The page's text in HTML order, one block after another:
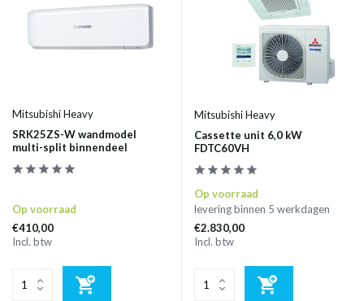
Mitsubishi Heavy
SRK25ZS-W wandmodel
multi-split binnendeel
Op voorraad
€410,00
Incl. btw
Mitsubishi Heavy
Cassette unit 6,0 kW
FDTC60VH
Op voorraad
levering binnen 5 werkdagen
€2.830,00
Incl. btw